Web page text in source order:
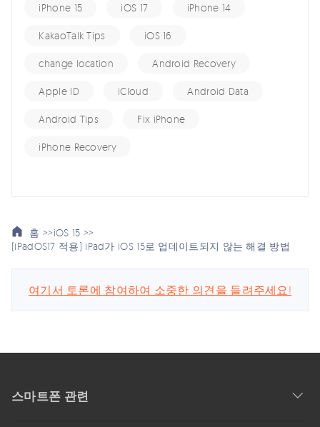
iPhone 15 iOS 17 iPhone 14
KakaoTalk Tips iOS 16
change location Android Recovery
Apple ID iCloud Android Data
Android Tips Fix iPhone
iPhone Recovery
홈 >>iOS 15 >>
(iPadOS17 적용) iPad가 iOS 15로 업데이트되지 않는 해결 방법
여기서 토론에 참여하여 소중한 의견을 들려주세요!
스마트폰 관련